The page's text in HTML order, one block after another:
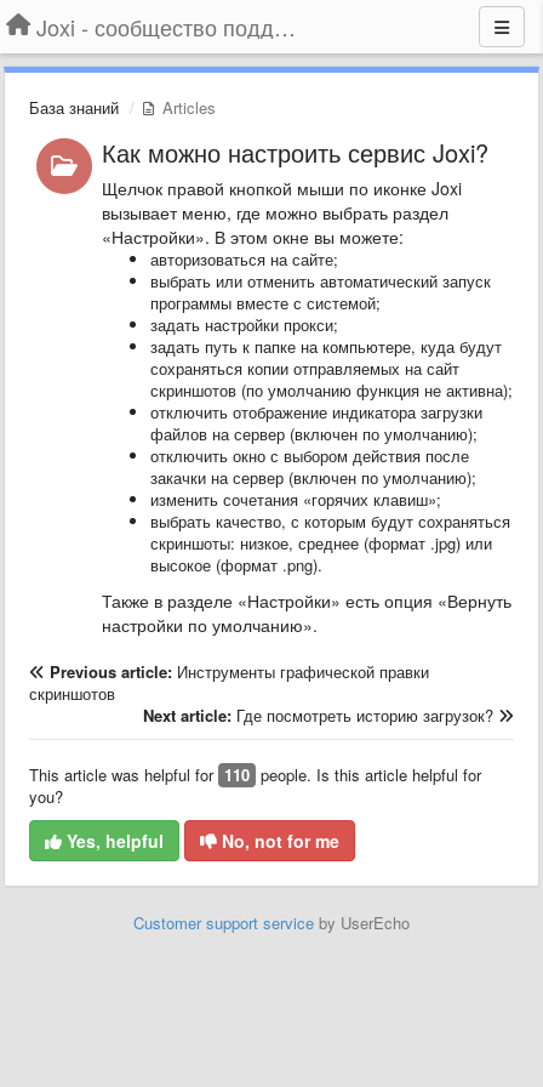
Joxi - сообщество поддержки
База знаний Articles
Как можно настроить сервис Joxi?
Щелчок правой кнопкой мыши по иконке Joxi
вызывает меню, где можно выбрать раздел
«Настройки». В этом окне вы можете:
авторизоваться на сайте;
выбрать или отменить автоматический запуск
программы вместе с системой;
задать настройки прокси;
задать путь к папке на компьютере, куда будут
сохраняться копии отправляемых на сайт
скриншотов (по умолчанию функция не активна);
отключить отображение индикатора загрузки
файлов на сервер (включен по умолчанию);
отключить окно с выбором действия после
закачки на сервер (включен по умолчанию);
изменить сочетания «горячих клавиш»;
выбрать качество, с которым будут сохраняться
скриншоты: низкое, среднее (формат .jpg) или
высокое (формат .png).
Также в разделе «Настройки» есть опция «Вернуть
настройки по умолчанию».
Previous article: Инструменты графической правки
скриншотов
Next article: Где посмотреть историю загрузок?
This article was helpful for 110 people. Is this article helpful for
you?
Yes, helpful No, not for me
Customer support service by UserEcho